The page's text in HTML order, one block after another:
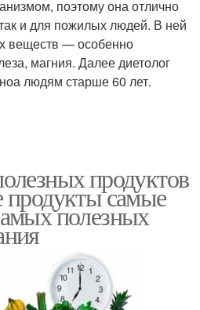
поэтому она отлично
и для пожилых людей. В ней
веществ — особенно
магния. Далее диетолог
людям старше 60 лет.
продуктов
продукты самые
полезных